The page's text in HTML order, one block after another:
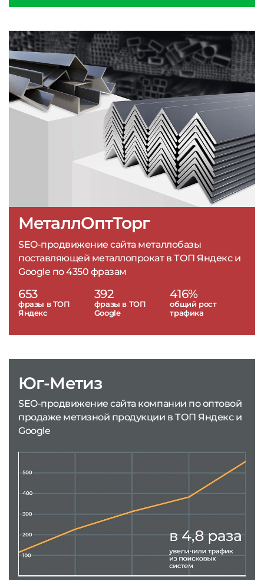
МеталлОптТорг
SEO-продвижение сайта металлобазы
поставляющей металлопрокат в ТОП Яндекс и
Google по 4350 фразам
653
фразы в ТОП
Яндекс
392
фразы в ТОП
Google
416%
общий рост
трафика
Юг-Метиз
SEO-продвижение сайта компании по оптовой
продаже метизной продукции в ТОП Яндекс и
Google